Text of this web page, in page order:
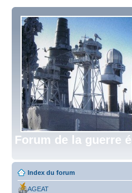
Forum de la guerre
Index du forum
AGEAT